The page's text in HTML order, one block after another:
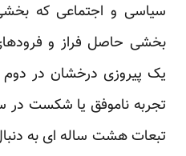
سیاسی و اجتماعی که
بخشی حاصل فراز و
یک پیروزی درخشان در
تبعات هشت ساله ای به